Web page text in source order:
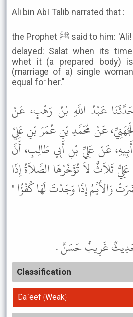
Ali bin AbI Talib narrated that :
the Prophet ﷺ said to him: 'Ali! Three are not to be
delayed: Salat when its
whet it (a prepared body)
(marriage of a) single
equal for her."
عَبْدُ اللَّهِ بْنُ وَهْبٍ، عَنْ
عَنْ مُحَمَّدِ بْنِ عُمَرَ بْنِ عَلِيِّ
عَنْ عَلِيِّ بْنِ أَبِي طَالِبٍ، أَنَّ
ثَلاَثٌ لاَ تُؤَخِّرْهَا الصَّلاَةُ إِذَا
وَالأَيِّمُ إِذَا وَجَدْتَ لَهَا كُفْؤًا "
حَدِيثٌ غَرِيبٌ حَسَنٌ .
Classification
Da`eef (Weak)